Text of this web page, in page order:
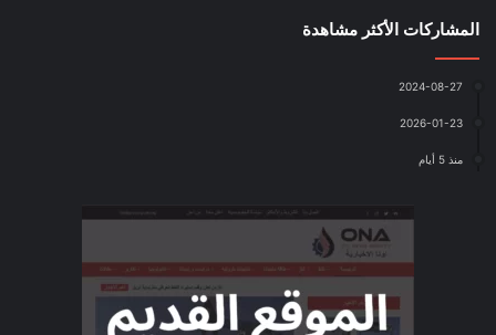
المشاركات الأكثر مشاهدة
2024-08-27
2026-01-23
منذ 5 أيام